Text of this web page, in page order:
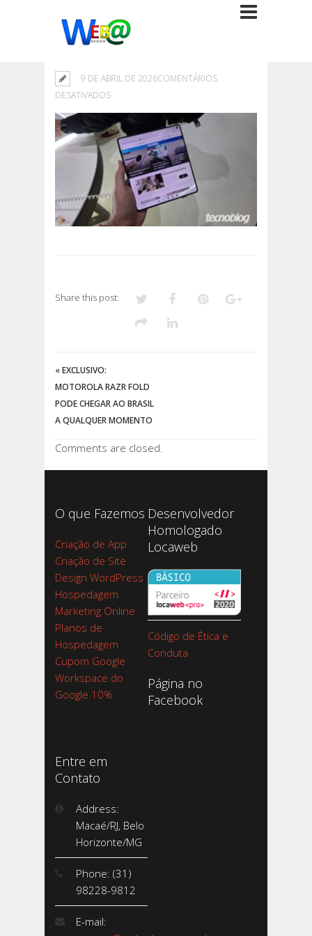
9 DE ABRIL DE 2026COMENTÁRIOS
DESATIVADOSEM
Share this post:
«EXCLUSIVO:
MOTOROLA RAZR FOLD
PODE CHEGAR AO BRASIL
A QUALQUER MOMENTO
Comments are closed.
O que Fazemos
Criação de App
Criação de Site
Design WordPress
Hospedagem
Marketing Online
Planos de
Hospedagem
Cupom Google
Workspace do
Google 10%
Desenvolvedor
Homologado
Locaweb
Código de Ética e
Conduta
Página no
Facebook
Entre em
Contato
Address:
Macaé/RJ, Belo
Horizonte/MG
Phone: (31)
98228-9812
E-mail: